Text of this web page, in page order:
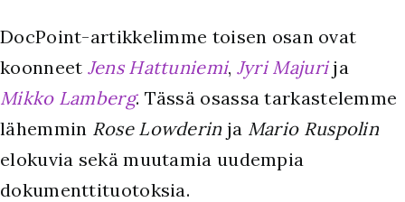
DocPoint-artikkelimme toisen osan ovat
koonneet Jens Hattuniemi, Jyri Majurija
Mikko Lamberg. Tässä osassa tarkastelemme
lähemmin Rose Lowderin ja Mario Ruspolin
elokuvia sekä muutamia uudempia
dokumenttituotoksia.